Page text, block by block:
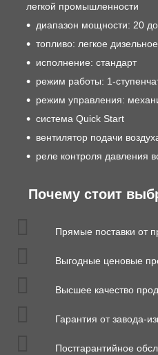
легкой промышленности
диапазон мощности: 20
топливо: легкое
исполнение: стандарт
режим работы: 1-
режим управления:
система Quick Start
вентилятор подачи
реле контроля давления
Почему стоит
Прямые поставки от
Выгодные ценовые
Высшее качество
Гарантия от завода-
Постгарантийное